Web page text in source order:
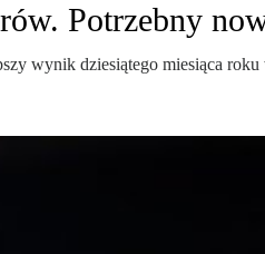
Potrzebny
wynik dziesiątego miesiąca